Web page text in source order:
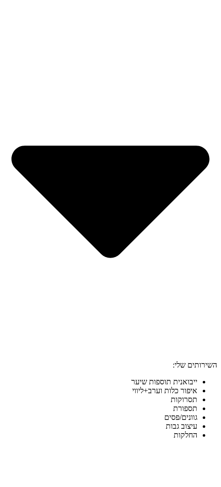
השירותים שלי:
ייבואנית תוספות שיער
איפור כלות וערב+ליווי
תסרוקות
תספורת
גוונים/פסים
עיצוב גבות
החלקות